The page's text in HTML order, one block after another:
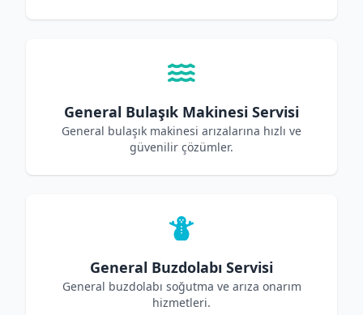
General Bulaşık Makinesi Servisi
General bulaşık makinesi arızalarına hızlı ve
güvenilir çözümler.
General Buzdolabı Servisi
General buzdolabı soğutma ve arıza onarım
hizmetleri.